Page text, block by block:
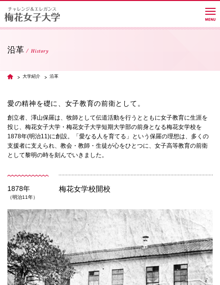
学部・学科・大学院
教員紹介サイト
国際交流
産学連携
沿革 History
TOP 大学紹介 沿革
愛の精神を礎に、女子教育の前衛として。
創立者、澤山保羅は、牧師として伝道活動を行うとともに女子教育に生涯を
投じ、梅花女子大学・梅花女子大学短期大学部の前身となる梅花女学校を
1878年(明治11)に創設。「愛なる人を育てる」という保羅の理想は、多くの
支援者に支えられ、教会・教師・生徒が心をひとつに、女子高等教育の前衛
として黎明の時を刻んでいきました。
1878年
（明治11年）
梅花女学校開校